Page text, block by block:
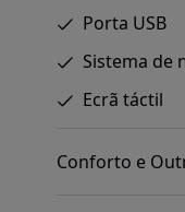
Porta USB
Sistema de
Ecrã táctil
Conforto e